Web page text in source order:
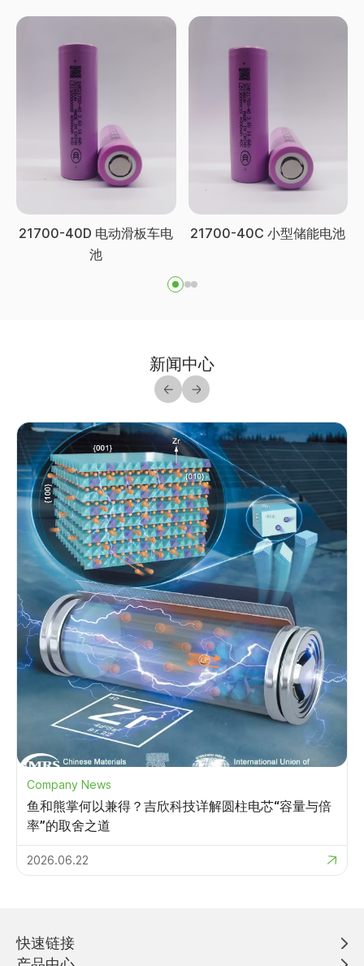
21700-40D 电动滑板车电
池
21700-40C 小型储能电池
新闻中心
Company News
鱼和熊掌何以兼得？吉欣科技详解圆柱电芯“容量与倍
率”的取舍之道
2026.06.22
快速链接